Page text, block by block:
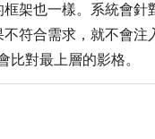
架也一樣。系統會針
符合需求，就不會注
比對最上層的影格。